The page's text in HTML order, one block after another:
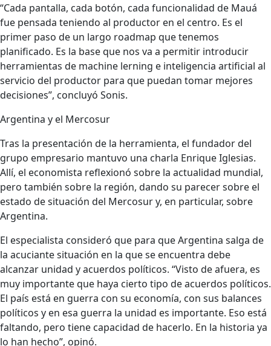
“Cada pantalla, cada botón, cada funcionalidad de Mauá
fue pensada teniendo al productor en el centro. Es el
primer paso de un largo roadmap que tenemos
planificado. Es la base que nos va a permitir introducir
herramientas de machine lerning e inteligencia artificial al
servicio del productor para que puedan tomar mejores
decisiones”, concluyó Sonis.
Argentina y el Mercosur
Tras la presentación de la herramienta, el fundador del
grupo empresario mantuvo una charla Enrique Iglesias.
Allí, el economista reflexionó sobre la actualidad mundial,
pero también sobre la región, dando su parecer sobre el
estado de situación del Mercosur y, en particular, sobre
Argentina.
El especialista consideró que para que Argentina salga de
la acuciante situación en la que se encuentra debe
alcanzar unidad y acuerdos políticos. “Visto de afuera, es
muy importante que haya cierto tipo de acuerdos políticos.
El país está en guerra con su economía, con sus balances
políticos y en esa guerra la unidad es importante. Eso está
faltando, pero tiene capacidad de hacerlo. En la historia ya
lo han hecho”, opinó.